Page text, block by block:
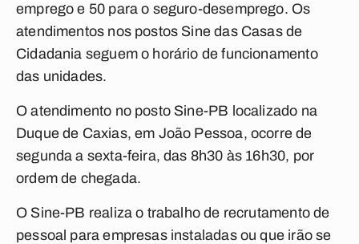
emprego e 50 para o seguro-desemprego. Os
atendimentos nos postos Sine das Casas de
Cidadania seguem o horário de funcionamento
das unidades.
O atendimento no posto Sine-PB localizado na
Duque de Caxias, em João Pessoa, ocorre de
segunda a sexta-feira, das 8h30 às 16h30, por
ordem de chegada.
O Sine-PB realiza o trabalho de recrutamento de
pessoal para empresas instaladas ou que irão se